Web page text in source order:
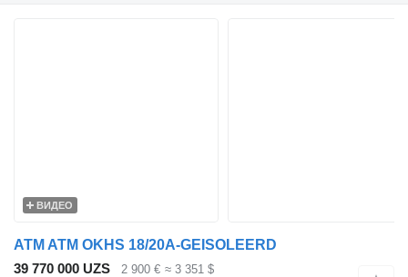
ВИДЕО
ATM ATM OKHS 18/20A-GEISOLEERD
39 770 000 UZS
2 900 € ≈ 3 351 $